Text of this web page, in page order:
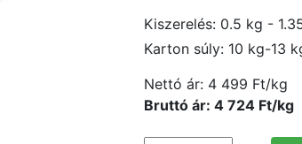
Kiszerelés: 0.5 kg -
Karton súly: 10 kg-13
Nettó ár: 4 499 Ft/kg
Bruttó ár: 4 724 Ft/kg